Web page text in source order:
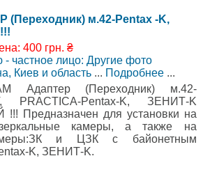
м.42-Pentax -K,
400 грн. ₴
частное лицо: Другие фото
Киев и область ... Подробнее ...
Адаптер (Переходник) м.42-
PRACTICA-Pentax-K, ЗЕНИТ-K
Предназначен для установки на
камеры, а также на
и ЦЗК с байонетным
K, ЗЕНИТ-K.